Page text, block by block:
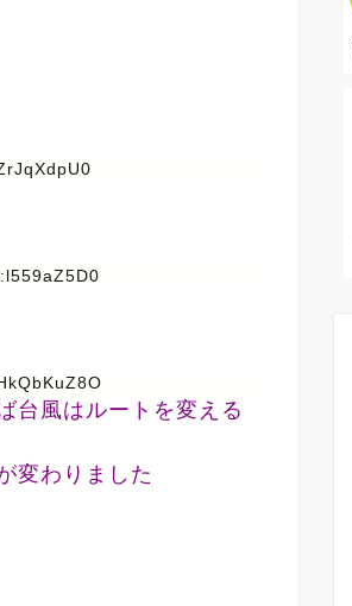
台風はルートを変える
変わりました